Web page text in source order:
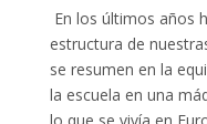
En los últimos años
estructura de
se resumen en la
la escuela en una